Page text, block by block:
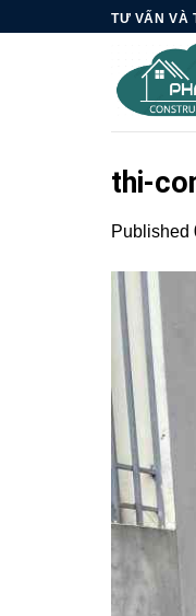
TƯ VẤN VÀ
thi-
Published